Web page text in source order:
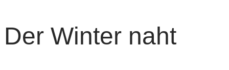
Der Winter naht